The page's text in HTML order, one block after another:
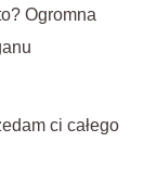
Ogromna
ci całego